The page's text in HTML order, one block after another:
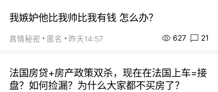
我嫉妒他比我帅比我有钱 怎么办？
真情秘密 匿名 昨天14:57 627 21
法国房贷+房产政策双杀，现在在法国上车=接
盘？如何捡漏？为什么大家都不买房了？